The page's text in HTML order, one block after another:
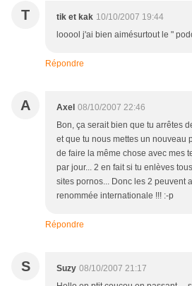
T tik et kak 10/10/2007 19:44
looool j'ai bien aimésurtout le "
Répondre
A Axel 08/10/2007 22:46
Bon, ça serait bien que tu arrêtes
et que tu nous mettes un nouveau
de faire la même chose avec mes
par jour... 2 en fait si tu enlèves
sites pornos... Donc les 2 peuvent
renommée internationale !!! :-p
Répondre
S Suzy 08/10/2007 21:17